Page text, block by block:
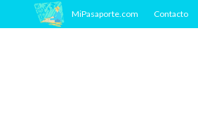
MiPasaporte.com Contacto